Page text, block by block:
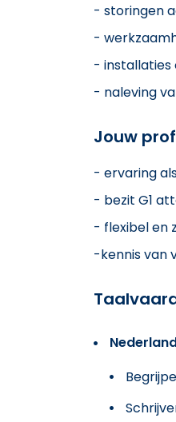
- storingen
-
- installaties
- naleving
Jouw
- ervaring
- bezit G1
- flexibel en
-kennis van